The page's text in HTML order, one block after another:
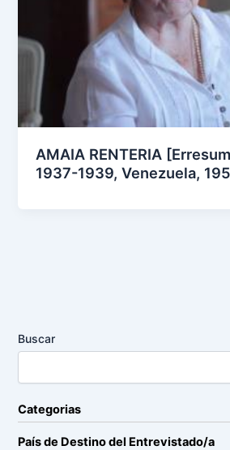
AMAIA RENTERIA
1937-1939, Venezuela,
Buscar
Categorias
País de Destino del Entrevistado/a